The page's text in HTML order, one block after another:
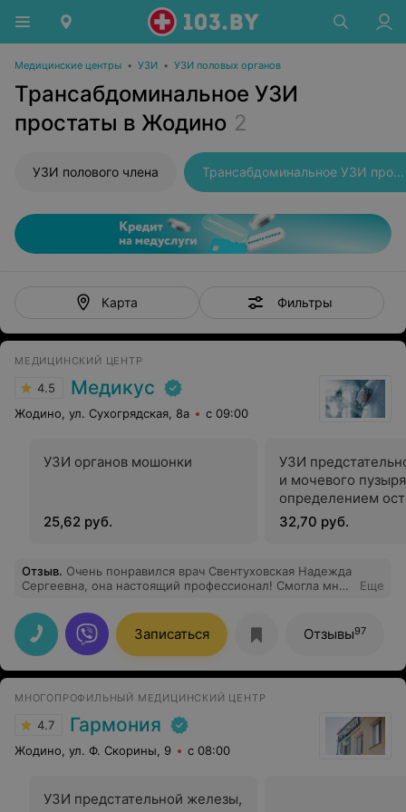
Медицинские центры • УЗИ • УЗИ половых органов
Трансабдоминальное УЗИ
простаты в Жодино 2
УЗИ полового члена Трансабдоминальное УЗИ простаты
Карта Фильтры
МЕДИЦИНСКИЙ ЦЕНТР
4.5 Медикус
Жодино, ул. Сухогрядская, 8а с 09:00
УЗИ органов мошонки
25,62 руб.
УЗИ
и мочевого
определением
мочи
32,70 руб.
Отзыв. Очень понравился врач Свентуховская Надежда
Сергеевна, она настоящий профессионал! Смогла мне
Спасибо большое
Еще
Записаться Отзывы97
МНОГОПРОФИЛЬНЫЙ МЕДИЦИНСКИЙ ЦЕНТР
4.7 Гармония
Жодино, ул. Ф. Скорины, 9 с 08:00
УЗИ предстательной железы,